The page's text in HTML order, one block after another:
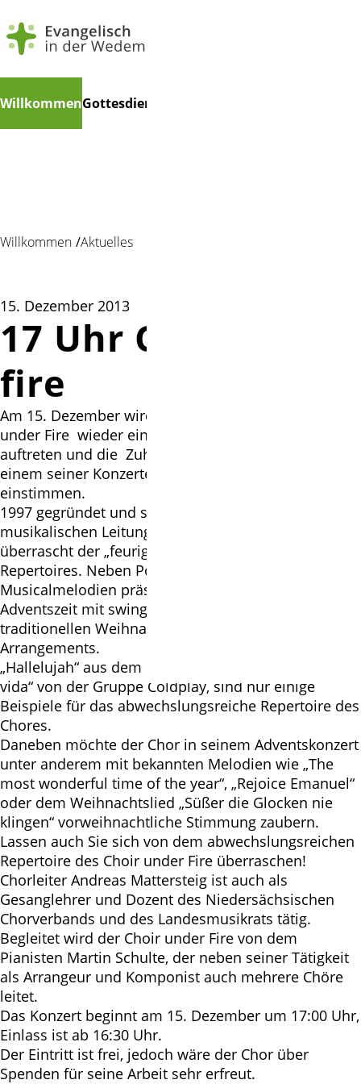
überspringen
WillkommenGottesdienste
Willkommen Aktuelles
15. Dezember 2013
17 Uhr Choir under
fire
Am 15. Dezember wird der Langenhagener Choir
under Fire wieder einmal in der St.- Martini-Kirche
auftreten und die Zuhörer aus der Wedemark mit
einem seiner Konzerte im Advent auf Weihnachten
einstimmen.
1997 gegründet und seit 2003 unter der
musikalischen Leitung von Andreas Mattersteig
überrascht der „feurige“ Chor mit der Vielfalt seines
Repertoires. Neben Pop, Jazz, Swing, Gospel und
Musicalmelodien präsentiert sich der Chor in der
Adventszeit mit swingenden, aber auch mit
traditionellen Weihnachtsliedern in besonderen
Arrangements.
„Hallelujah“ aus dem Musical „Shrek“ oder „Viva la
vida“ von der Gruppe Coldplay, sind nur einige
Beispiele für das abwechslungsreiche Repertoire des
Chores.
Daneben möchte der Chor in seinem Adventskonzert
unter anderem mit bekannten Melodien wie „The
most wonderful time of the year“, „Rejoice Emanuel“
oder dem Weihnachtslied „Süßer die Glocken nie
klingen“ vorweihnachtliche Stimmung zaubern.
Lassen auch Sie sich von dem abwechslungsreichen
Repertoire des Choir under Fire überraschen!
Chorleiter Andreas Mattersteig ist auch als
Gesanglehrer und Dozent des Niedersächsischen
Chorverbands und des Landesmusikrats tätig.
Begleitet wird der Choir under Fire von dem
Pianisten Martin Schulte, der neben seiner Tätigkeit
als Arrangeur und Komponist auch mehrere Chöre
leitet.
Das Konzert beginnt am 15. Dezember um 17:00 Uhr,
Einlass ist ab 16:30 Uhr.
Der Eintritt ist frei, jedoch wäre der Chor über
Spenden für seine Arbeit sehr erfreut.